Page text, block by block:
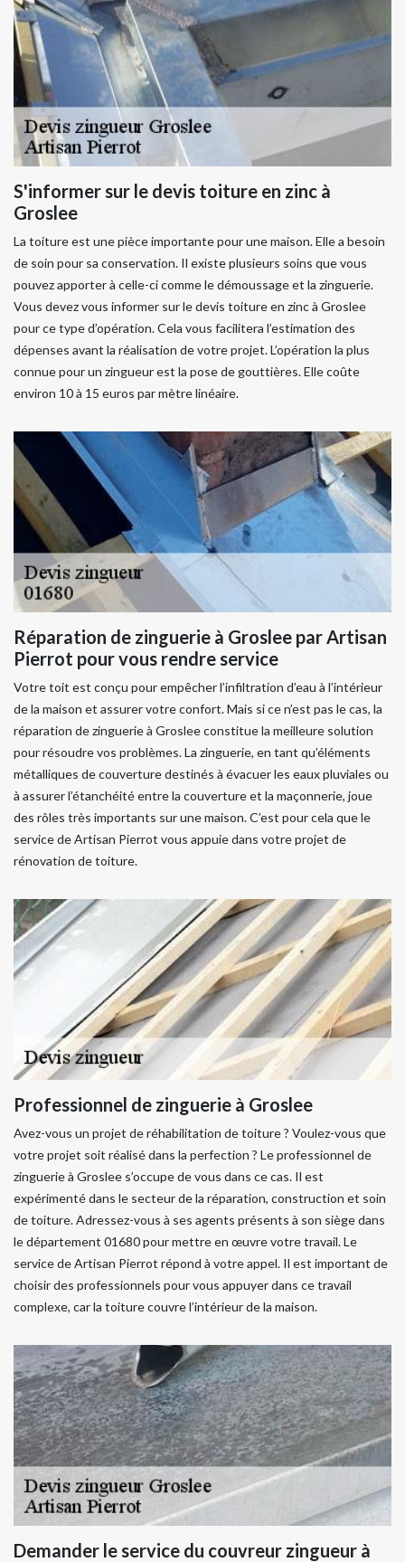
S'informer sur le devis toiture en zinc à
Groslee
La toiture est une pièce importante pour une maison. Elle a besoin
de soin pour sa conservation. Il existe plusieurs soins que vous
pouvez apporter à celle-ci comme le démoussage et la zinguerie.
Vous devez vous informer sur le devis toiture en zinc à Groslee
pour ce type d’opération. Cela vous facilitera l’estimation des
dépenses avant la réalisation de votre projet. L’opération la plus
connue pour un zingueur est la pose de gouttières. Elle coûte
environ 10 à 15 euros par mètre linéaire.
Réparation de zinguerie à Groslee par Artisan
Pierrot pour vous rendre service
Votre toit est conçu pour empêcher l’infiltration d’eau à l’intérieur
de la maison et assurer votre confort. Mais si ce n’est pas le cas, la
réparation de zinguerie à Groslee constitue la meilleure solution
pour résoudre vos problèmes. La zinguerie, en tant qu’éléments
métalliques de couverture destinés à évacuer les eaux pluviales ou
à assurer l’étanchéité entre la couverture et la maçonnerie, joue
des rôles très importants sur une maison. C’est pour cela que le
service de Artisan Pierrot vous appuie dans votre projet de
rénovation de toiture.
Professionnel de zinguerie à Groslee
Avez-vous un projet de réhabilitation de toiture ? Voulez-vous que
votre projet soit réalisé dans la perfection ? Le professionnel de
zinguerie à Groslee s’occupe de vous dans ce cas. Il est
expérimenté dans le secteur de la réparation, construction et soin
de toiture. Adressez-vous à ses agents présents à son siège dans
le département 01680 pour mettre en œuvre votre travail. Le
service de Artisan Pierrot répond à votre appel. Il est important de
choisir des professionnels pour vous appuyer dans ce travail
complexe, car la toiture couvre l’intérieur de la maison.
Demander le service du couvreur zingueur à